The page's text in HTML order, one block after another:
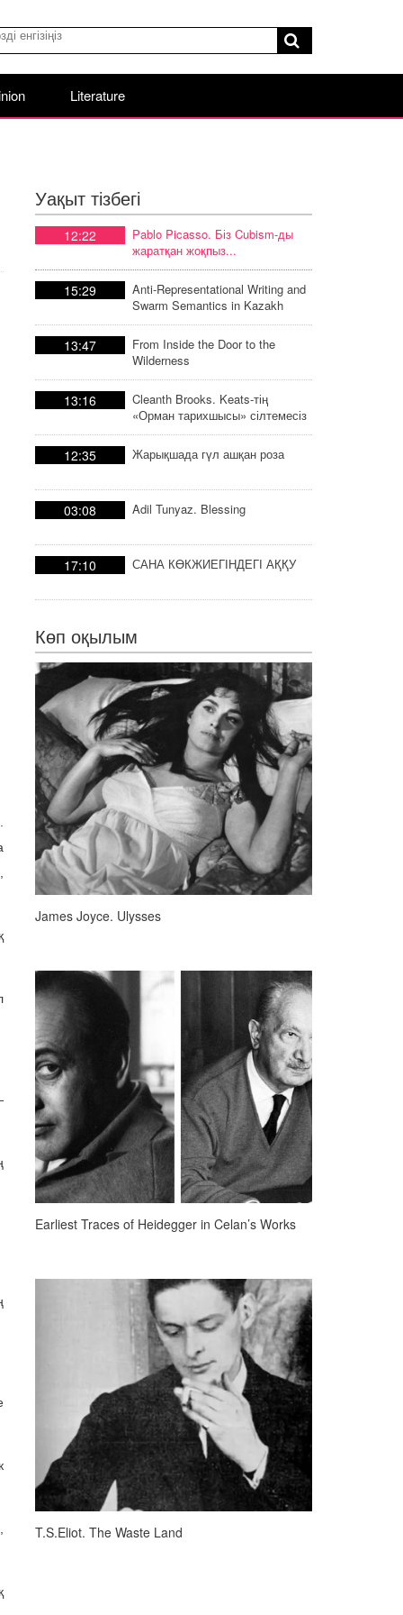
Literature
Уақыт тізбегі
12:22
Pablo Picasso. Біз Cubism-ды
жаратқан жоқпыз...
15:29
Anti-Representational Writing and
Swarm Semantics in Kazakh
Poetic Discourse
13:47
From Inside the Door to the
Wilderness
13:16
Cleanth Brooks. Keats-тің
«Орман тарихшысы» сілтемесіз
тарих
12:35 Жарықшада гүл ашқан роза
03:08 Adil Tunyaz. Blessing
17:10 САНА КӨКЖИЕГІНДЕГІ АҚҚУ
Көп оқылым
James Joyce. Ulysses
Earliest Traces of Heidegger in Celan’s Works
T.S.Eliot. The Waste Land